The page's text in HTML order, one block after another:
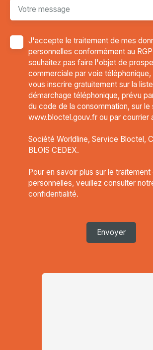
Votre message
J'accepte le traitement de mes
personnelles conformément au
souhaitez pas faire l'objet de
commerciale par voie
vous inscrire gratuitement sur la
démarchage téléphonique, prévu
du code de la consommation, sur le
www.bloctel.gouv.fr ou par courrier
Société Worldline, Service Bloctel,
BLOIS CEDEX.
Pour en savoir plus sur le
personnelles, veuillez consulter
confidentialité.
Envoyer